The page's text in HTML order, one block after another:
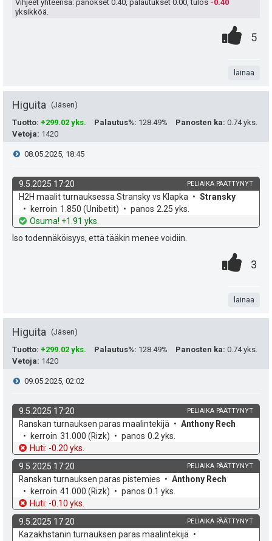
s
:
Vihjeet yhteensä: panokset 0.40, palautukset 0.00, tulos -0.40
yksikköä.
P
i
s
e
t
ä
t
e
n
s
5
t
lainaa
Higuita
Jäsen
Tuotto: +299.02 yks. Palautus%: 128.49% Panosten ka: 0.74 yks.
Vetoja: 1420
V
i
e
s
08.05.2025, 18:45
9.5.2025 17:20 PELIAIKA PÄÄTTYNYT
k
h
H2H maalit turnauksessa Stransky vs Klapka
v
Stransky
kerroin 1.850 (Unibetit) panos 2.25 yks.
Osuma! +1.91 yks.
Iso todennäköisyys, että tääkin menee voidiin.
P
i
s
e
t
ä
h
e
e
3
lainaa
Higuita
Jäsen
Tuotto: +299.02 yks. Palautus%: 128.49% Panosten ka: 0.74 yks.
Vetoja: 1420
V
i
e
s
t
i
09.05.2025, 02:02
9.5.2025 17:20 PELIAIKA PÄÄTTYNYT
k
h
d
e
Ranskan turnauksen paras maalintekijä
v
o
Anthony Rech
kerroin 31.000 (Rizk) panos 0.2 yks.
Huti: -0.20 yks.
9.5.2025 17:20
PELIAIKA PÄÄTTYNYT
k
h
d
e
Ranskan turnauksen paras pistemies
v
e
o
Anthony Rech
kerroin 41.000 (Rizk) panos 0.1 yks.
Huti: -0.10 yks.
9.5.2025 17:20
PELIAIKA PÄÄTTYNYT
kKazakhstanin turnauksen paras maalintekijä